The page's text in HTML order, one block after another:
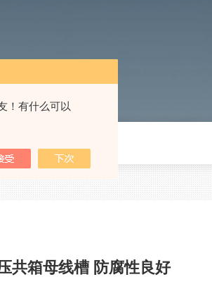
！有什么可以
共箱母线槽 防腐性良好